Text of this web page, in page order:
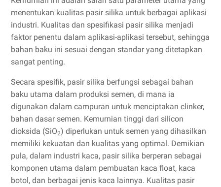
menentukan kualitas pasir silika untuk berbagai aplikasi
industri. Kualitas dan spesifikasi pasir silika menjadi
faktor penentu dalam aplikasi-aplikasi tersebut, sehingga
bahan baku ini sesuai dengan standar yang ditetapkan
sangat penting.
Secara spesifik, pasir silika berfungsi sebagai bahan
baku utama dalam produksi semen, di mana ia
digunakan dalam campuran untuk menciptakan clinker,
bahan dasar semen. Kemurnian tinggi dari silicon
dioksida (SiO2) diperlukan untuk semen yang dihasilkan
memiliki kekuatan dan kualitas yang optimal. Demikian
pula, dalam industri kaca, pasir silika berperan sebagai
komponen utama dalam pembuatan kaca float, kaca
botol, dan berbagai jenis kaca lainnya. Kualitas pasir